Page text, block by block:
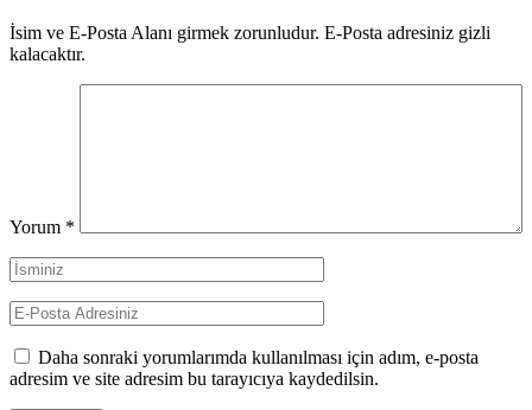
İsim ve E-Posta Alanı girmek zorunludur. E-Posta adresiniz gizli
kalacaktır.
Yorum *
Daha sonraki yorumlarımda kullanılması için adım, e-posta
adresim ve site adresim bu tarayıcıya kaydedilsin.